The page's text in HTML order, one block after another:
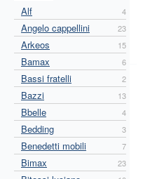
Alf
4
Angelo cappellini 23
Arkeos 15
Bamax 6
Bassi fratelli 2
Bazzi 13
Bbelle 4
Bedding 3
Benedetti mobili 7
Bimax 23